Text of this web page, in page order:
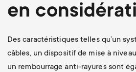
en
Des caractéristiques telles qu’un
câbles, un dispositif de mise à
un rembourrage anti-rayures sont